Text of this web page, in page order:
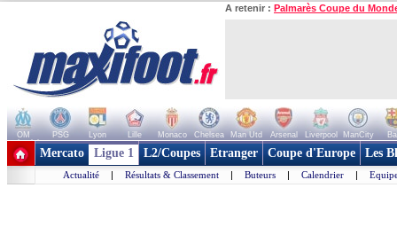
A retenir : Palmarès Coupe du
OM PSG Lyon Lille Monaco Chelsea Man Utd Arsenal Liverpool ManCity
+ de clubs
Mercato Ligue 1 L2/Coupes Etranger Coupe d'Europe Les
Actualité | Résultats & Classement | Buteurs | Calendrier |